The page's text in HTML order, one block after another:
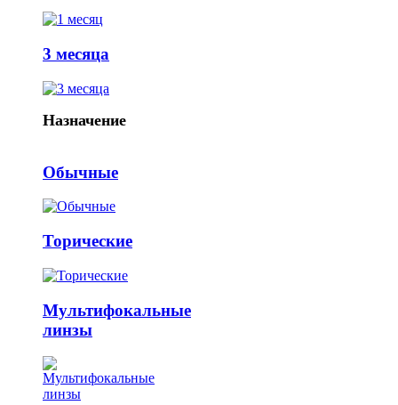
3 месяца
Назначение
Обычные
Торические
Мультифокальные
линзы